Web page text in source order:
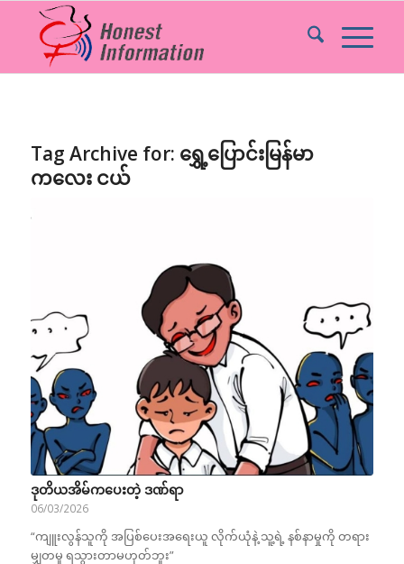
Tag Archive for: ရွှေ့ပြောင်းမြန်မာ
ကလေး ငယ်
ဒုတိယအိမ်ကပေးတဲ့ ဒဏ်ရာ
06/03/2026
“ကျူးလွန်သူကို အပြစ်ပေးအရေးယူ လိုက်ယုံနဲ့ သူ့ရဲ့ နစ်နာမှုကို တရား
မျှတမှု ရသွားတာမဟုတ်ဘူး”